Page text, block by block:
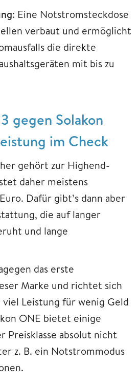
: Eine Notstromsteckdose
verbaut und ermöglicht
die direkte
mit bis zu
gegen Solakon
im Check
gehört zur Highend-
daher meistens
Dafür gibt’s dann aber
die auf langer
und lange
das erste
Marke und richtet sich
viel Leistung für wenig Geld
ONE bietet einige
Preisklasse absolut nicht
z. B. ein Notstrommodus